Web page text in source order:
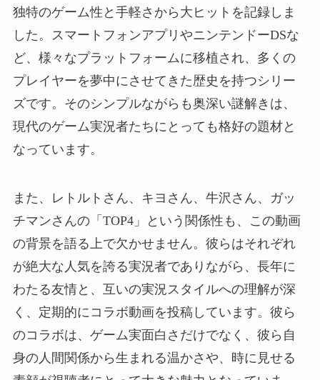
独特のゲーム性と手軽さから大ヒットを記録しま
した。スマートフォンアプリやニンテンドーDSな
ど、様々なプラットフォームに移植され、多くの
プレイヤーを夢中にさせてきた歴史を持つシリー
ズです。そのシンプルながらも奥深い謎解きは、
現代のゲーム実況者たちにとっても格好の題材と
なっています。
また、レトルトさん、キヨさん、牛沢さん、ガッ
チマンさんの「TOP4」という関係性も、この動画
の背景を語る上で欠かせません。彼らはそれぞれ
が絶大な人気を誇る実況者でありながら、長年に
わたる友情と、互いの実況スタイルへの理解が深
く、定期的にコラボ動画を投稿しています。彼ら
のコラボは、ゲーム実面白さだけでなく、彼ら自
身の人間関係から生まれる温かさや、時に見せる